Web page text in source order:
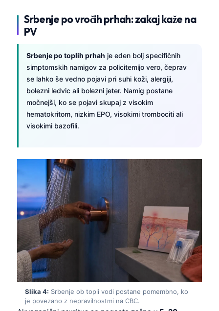
Srbenje po vročih prhah: zakaj kaže na
PV
Srbenje po toplih prhah je eden bolj specifičnih
simptomskih namigov za policitemijo vero, čeprav
se lahko še vedno pojavi pri suhi koži, alergiji,
bolezni ledvic ali bolezni jeter. Namig postane
močnejši, ko se pojavi skupaj z visokim
hematokritom, nizkim EPO, visokimi trombociti ali
visokimi bazofili.
Slika 4: Srbenje ob topli vodi postane pomembno, ko
je povezano z nepravilnostmi na CBC.